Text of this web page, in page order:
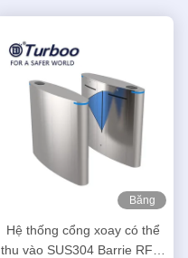
Băng
Hệ thống cổng xoay có thể
thu vào SUS304 Barrie RFID